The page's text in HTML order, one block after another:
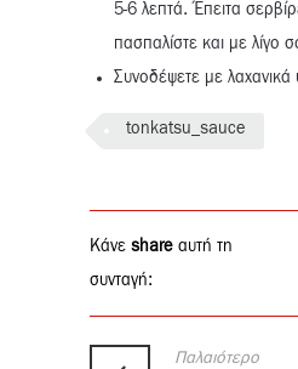
5-6 λεπτά. Έπειτα
πασπαλίστε και με λίγο
Συνοδέψετε με
tonkatsu_sauce
Κάνε share αυτή τη
συνταγή:
Παλαιότερο